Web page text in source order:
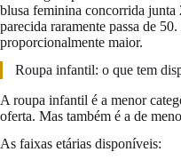
blusa feminina concorrida junta
parecida raramente passa de
proporcionalmente maior.
Roupa infantil: o que tem
A roupa infantil é a menor
oferta. Mas também é a de
As faixas etárias disponíveis: